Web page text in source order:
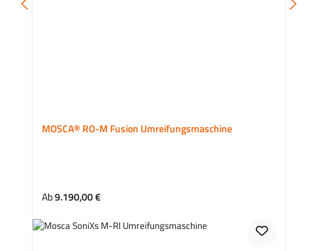
MOSCA® RO-M Fusion Umreifungsmaschine
Ab9.190,00 €